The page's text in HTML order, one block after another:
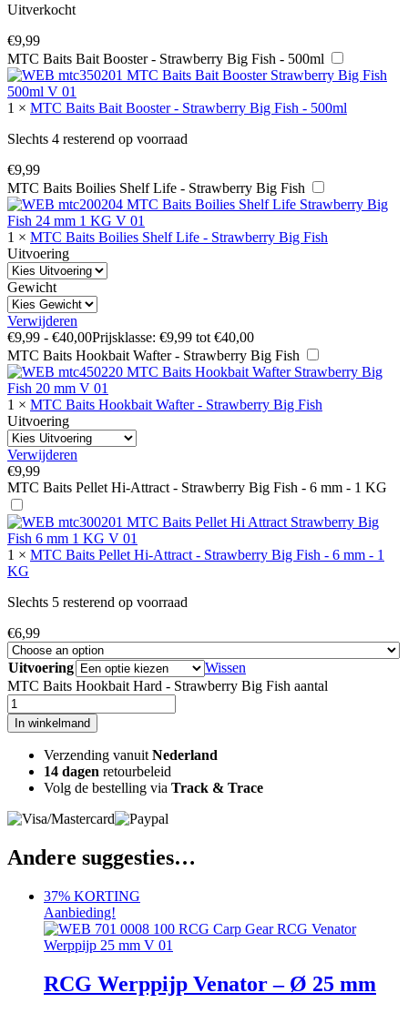
Uitverkocht
€9,99
MTC Baits Bait Booster - Strawberry Big Fish - 500ml
1 × MTC Baits Bait Booster - Strawberry Big Fish - 500ml
Slechts 4 resterend op voorraad
€9,99
MTC Baits Boilies Shelf Life - Strawberry Big Fish
1 × MTC Baits Boilies Shelf Life - Strawberry Big Fish
Uitvoering
Gewicht
Verwijderen
€9,99 - €40,00Prijsklasse: €9,99 tot €40,00
MTC Baits Hookbait Wafter - Strawberry Big Fish
1 × MTC Baits Hookbait Wafter - Strawberry Big Fish
Uitvoering
Verwijderen
€9,99
MTC Baits Pellet Hi-Attract - Strawberry Big Fish - 6 mm - 1 KG
1 × MTC Baits Pellet Hi-Attract - Strawberry Big Fish - 6 mm - 1
KG
Slechts 5 resterend op voorraad
€6,99
Uitvoering
Wissen
MTC Baits Hookbait Hard - Strawberry Big Fish aantal
In winkelmand
Verzending vanuit Nederland
14 dagen retourbeleid
Volg de bestelling via Track & Trace
Andere suggesties…
37% KORTING
Aanbieding!
RCG Werppijp Venator – Ø 25 mm